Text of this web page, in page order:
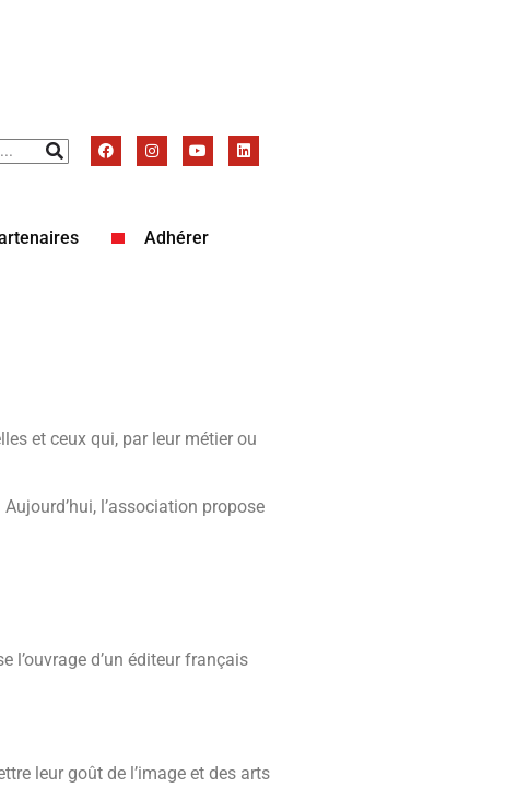
Adhérer
et ceux qui, par leur métier ou
l’association propose
l’ouvrage d’un éditeur français
leur goût de l’image et des arts